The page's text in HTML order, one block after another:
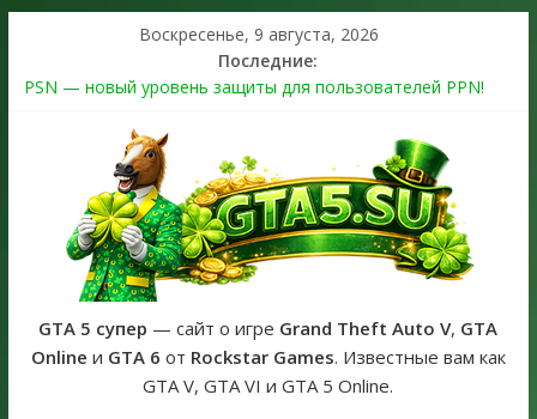
Воскресенье, 9 августа, 2026
Последние:
PSN — новый уровень защиты для пользователей PPN!
The Kortz Center Heist выйдет в GTA Online уже 14 июля
Регистрация в Rockstar Games Social Club ошибка #1.500.7:
как зарегистрировать аккаунт и войти без проблем в 2026
Получайте особые награды в GTA Online по программе
Fine Art Collector
GTA 6 официальная обложка игры и Предзаказ Grand Theft
Auto VI
GTA 5 супер — сайт о игре Grand Theft Auto V, GTA
Online и GTA 6 от Rockstar Games. Известные вам как
GTA V, GTA VI и GTA 5 Online.